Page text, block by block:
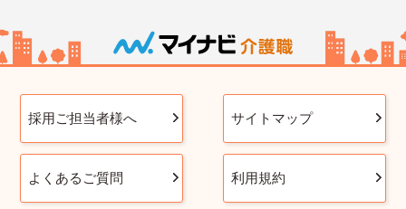
採用ご担当者様へ サイトマップ
よくあるご質問 利用規約